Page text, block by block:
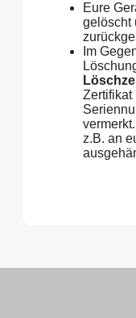
Eure
gelöscht
Im
Zertifikat
z.B. an